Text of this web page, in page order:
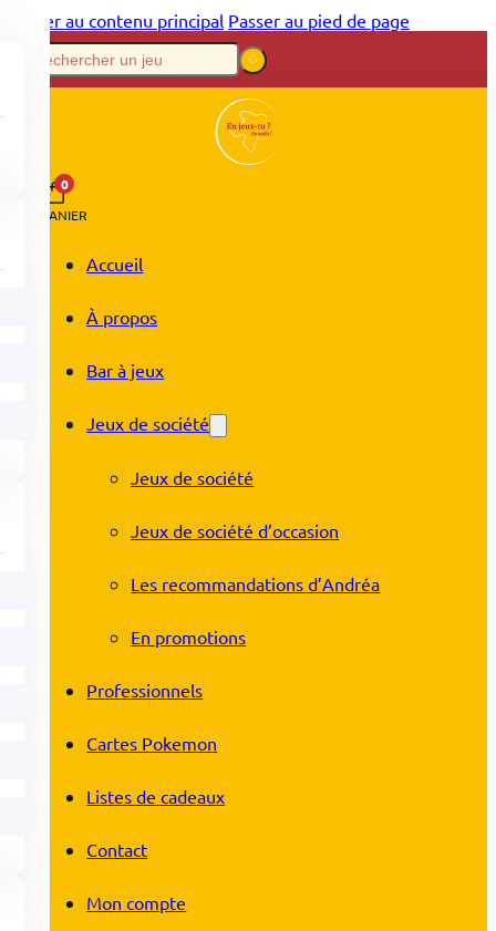
Passer au contenu principal Passer au pied de page
0
PANIER
Accueil
À propos
Bar à jeux
Jeux de société
Jeux de société
Jeux de société d’occasion
Les recommandations d’Andréa
En promotions
Professionnels
Cartes Pokemon
Listes de cadeaux
Contact
Mon compte